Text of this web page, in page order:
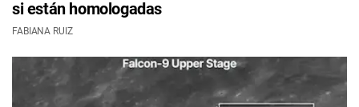
si están homologadas
FABIANA RUIZ